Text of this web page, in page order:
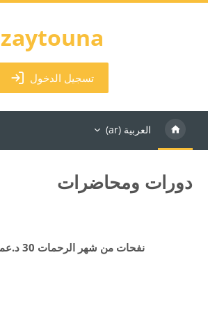
zaytouna
تسجيل الدخول
العربية ‎(ar)‎
دورات ومحاضرات
نفحات من شهر الرحمات 30 د.عمر الشبلي